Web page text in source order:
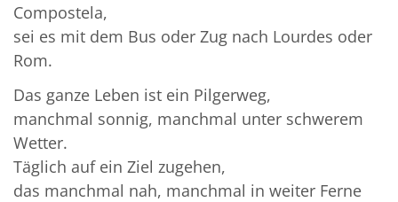
Compostela,
sei es mit dem Bus oder Zug nach Lourdes oder
Rom.
Das ganze Leben ist ein Pilgerweg,
manchmal sonnig, manchmal unter schwerem
Wetter.
Täglich auf ein Ziel zugehen,
das manchmal nah, manchmal in weiter Ferne